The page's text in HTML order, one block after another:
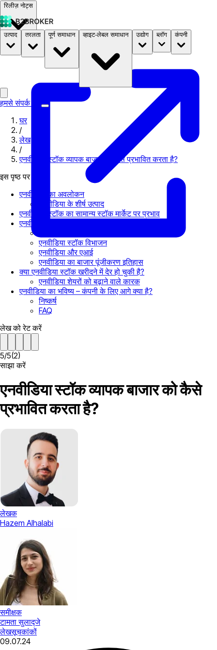
रिलीज़ नोट्स
दस्तावेज़ मूल्य निर्धारणB2STORE
उत्पाद तरलता पूर्ण समाधान व्हाइट-लेबल समाधान उद्योग ब्लॉग कंपनी
हमसे संपर्क करें
घर
/
लेख
/
एनवीडिया स्टॉक व्यापक बाजार को कैसे प्रभावित करता है?
इस पृष्ठ पर
एनवीडिया का अवलोकन
एनवीडिया के शीर्ष उत्पाद
एनवीडिया स्टॉक का सामान्य स्टॉक मार्केट पर प्रभाव
एनवीडिया स्टॉक समाचार
एनवीडिया स्टॉक विभाजन
एनवीडिया और एआई
एनवीडिया का बाजार पूंजीकरण इतिहास
क्या एनवीडिया स्टॉक खरीदने में देर हो चुकी है?
एनवीडिया शेयरों को बढ़ाने वाले कारक
एनवीडिया का भविष्य – कंपनी के लिए आगे क्या है?
निष्कर्ष
FAQ
लेख को रेट करें
5/5(2)
साझा करें
एनवीडिया स्टॉक व्यापक बाजार को कैसे
प्रभावित करता है?
लेखक
Hazem Alhalabi
समीक्षक
टामता सुलाद्जे
लेखसूचकांकों
09.07.24